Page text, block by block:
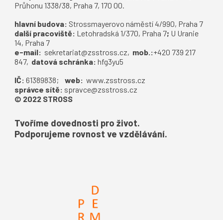
Průhonu 1338/38, Praha 7, 170 00.
hlavní budova: Strossmayerovo náměstí 4/990, Praha 7
další pracoviště: Letohradská 1/370, Praha 7; U Uranie
14, Praha 7
e-mail: sekretariat@zsstross.cz, mob.:+420 739 217
847, datová schránka:hfg3yu5
IČ: 61389838;web:www.zsstross.cz
správce sítě: spravce@zsstross.cz
© 2022 STROSS
Tvoříme dovednosti pro život.
Podporujeme rovnost ve vzdělávání.